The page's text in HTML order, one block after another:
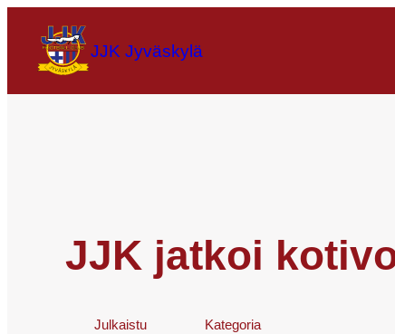
JJK Jyväskylä
JJK jatkoi
Julkaistu
Kategoria